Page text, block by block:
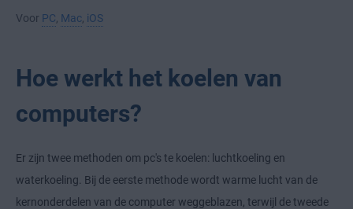
Voor PC, Mac, iOS
Hoe werkt het koelen van
computers?
Er zijn twee methoden om pc's te koelen: luchtkoeling en
waterkoeling. Bij de eerste methode wordt warme lucht van de
kernonderdelen van de computer weggeblazen, terwijl de tweede